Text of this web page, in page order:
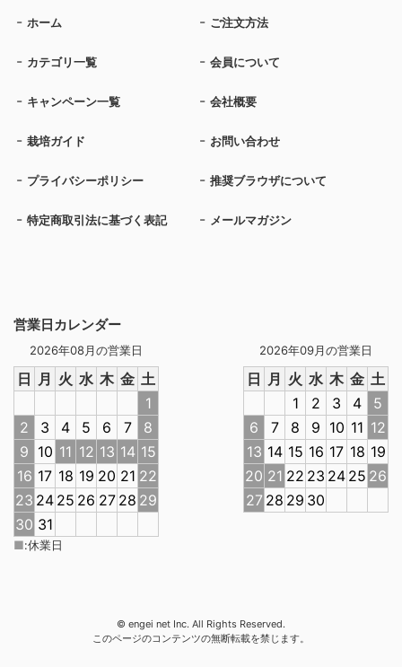
営業日カレンダー
2026年08月の営業日
日 月 火 水 木 金 土
1
2
3 4 5 6 7
8
9 10 11 12 13 14 15
16 17 18 19 20 21 22
23 24 25 26 27 28 29
30 31
2026年09月の営業日
日 月 火 水 木 金 土
1
2 3 4
5
6
7 8 9 10 11 12
13 14 15 16 17 18 19
20 21 22 23 24 25 26
27 28 29 30
■:休業日
ホーム ご注文方法
カテゴリ一覧 会員について
キャンペーン一覧 会社概要
栽培ガイド お問い合わせ
プライバシーポリシー 推奨ブラウザについて
特定商取引法に基づく表記 メールマガジン
© engei net Inc. All Rights Reserved.
このページのコンテンツの無断転載を禁じます。